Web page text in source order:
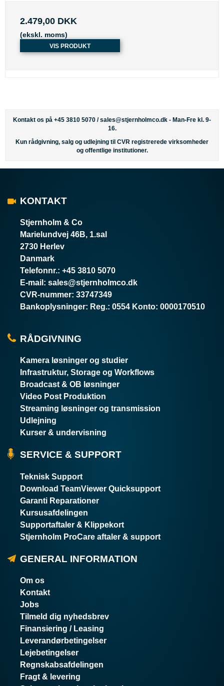
2.479,00 DKK
(ekskl. moms)
VIS PRODUKT
Kontakt os på +45 3810 5070 /sales@stjernholmco.dk - Man-Fre kl. 9-
16.
Kun rådgivning, salg og udlejning til CVR registrerede virksomheder
og offentlige institutioner.
KONTAKT
Stjernholm & Co
Marielundvej 46B, 1.sal
2730 Herlev
Danmark
Telefonnr.: +45 3810 5070
E-mail : sales@stjernholmco.dk
CVR-nummer: 33747349
Bankoplysninger: Reg.: 0554 Konto: 0000170510
RÅDGIVNING
Kamera løsninger og studier
Infrastruktur, Storage og Workflows
Broadcast & OB løsninger
Video Post Produktion
Streaming løsninger og transmission
Udlejning
Kurser & undervisning
SERVICE & SUPPORT
Teknisk Support
Download TeamViewer Quicksupport
Garanti Reparationer
Kursusafdelingen
Supportaftaler & Klippekort
Stjernholm ProCare aftaler & support
GENERAL INFORMATION
Om os
Kontakt
Jobs
Tilmeld dig nyhedsbrev
Finansiering / Leasing
Leverandørbetingelser
Lejebetingelser
Regnskabsafdelingen
Fragt & levering